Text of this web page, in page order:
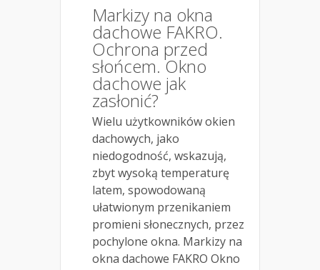
Markizy na okna
dachowe FAKRO.
Ochrona przed
słońcem. Okno
dachowe jak
zasłonić?
Wielu użytkowników okien
dachowych, jako
niedogodność, wskazują,
zbyt wysoką temperaturę
latem, spowodowaną
ułatwionym przenikaniem
promieni słonecznych, przez
pochylone okna. Markizy na
okna dachowe FAKRO Okno